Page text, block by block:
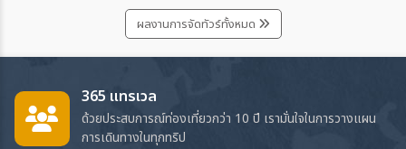
ผลงานการจัดทัวร์ทั้งหมด
365 แทรเวล
ด้วยประสบการณ์ท่องเที่ยวกว่า 10 ปี เรามั่นใจในการวางแผน
การเดินทางในทุกทริป